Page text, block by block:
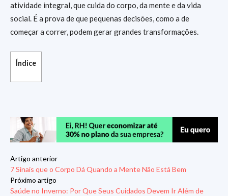
atividade integral, que cuida do corpo, da mente e da vida
social. É a prova de que pequenas decisões, como a de
começar a correr, podem gerar grandes transformações.
Índice
Artigo anterior
7 Sinais que o Corpo Dá Quando a Mente Não Está Bem
Próximo artigo
Saúde no Inverno: Por Que Seus Cuidados Devem Ir Além de